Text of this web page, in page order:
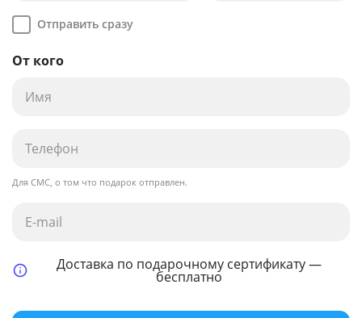
Отправить сразу
От кого
Для СМС, о том что подарок отправлен.
Доставка по подарочному сертификату —
бесплатно